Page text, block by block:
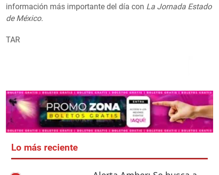
información más importante del día con La Jornada Estado
de México.
TAR
Lo más reciente